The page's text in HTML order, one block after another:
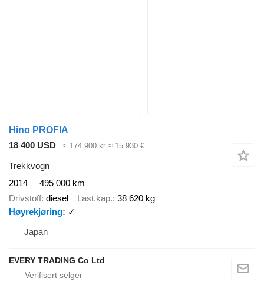
Hino PROFIA
18 400 USD
≈ 174 900 kr ≈ 15 930 €
Trekkvogn
2014
495 000 km
Drivstoff diesel Last.kap. 38 620 kg
Høyrekjøring
✓
Japan
EVERY TRADING Co Ltd